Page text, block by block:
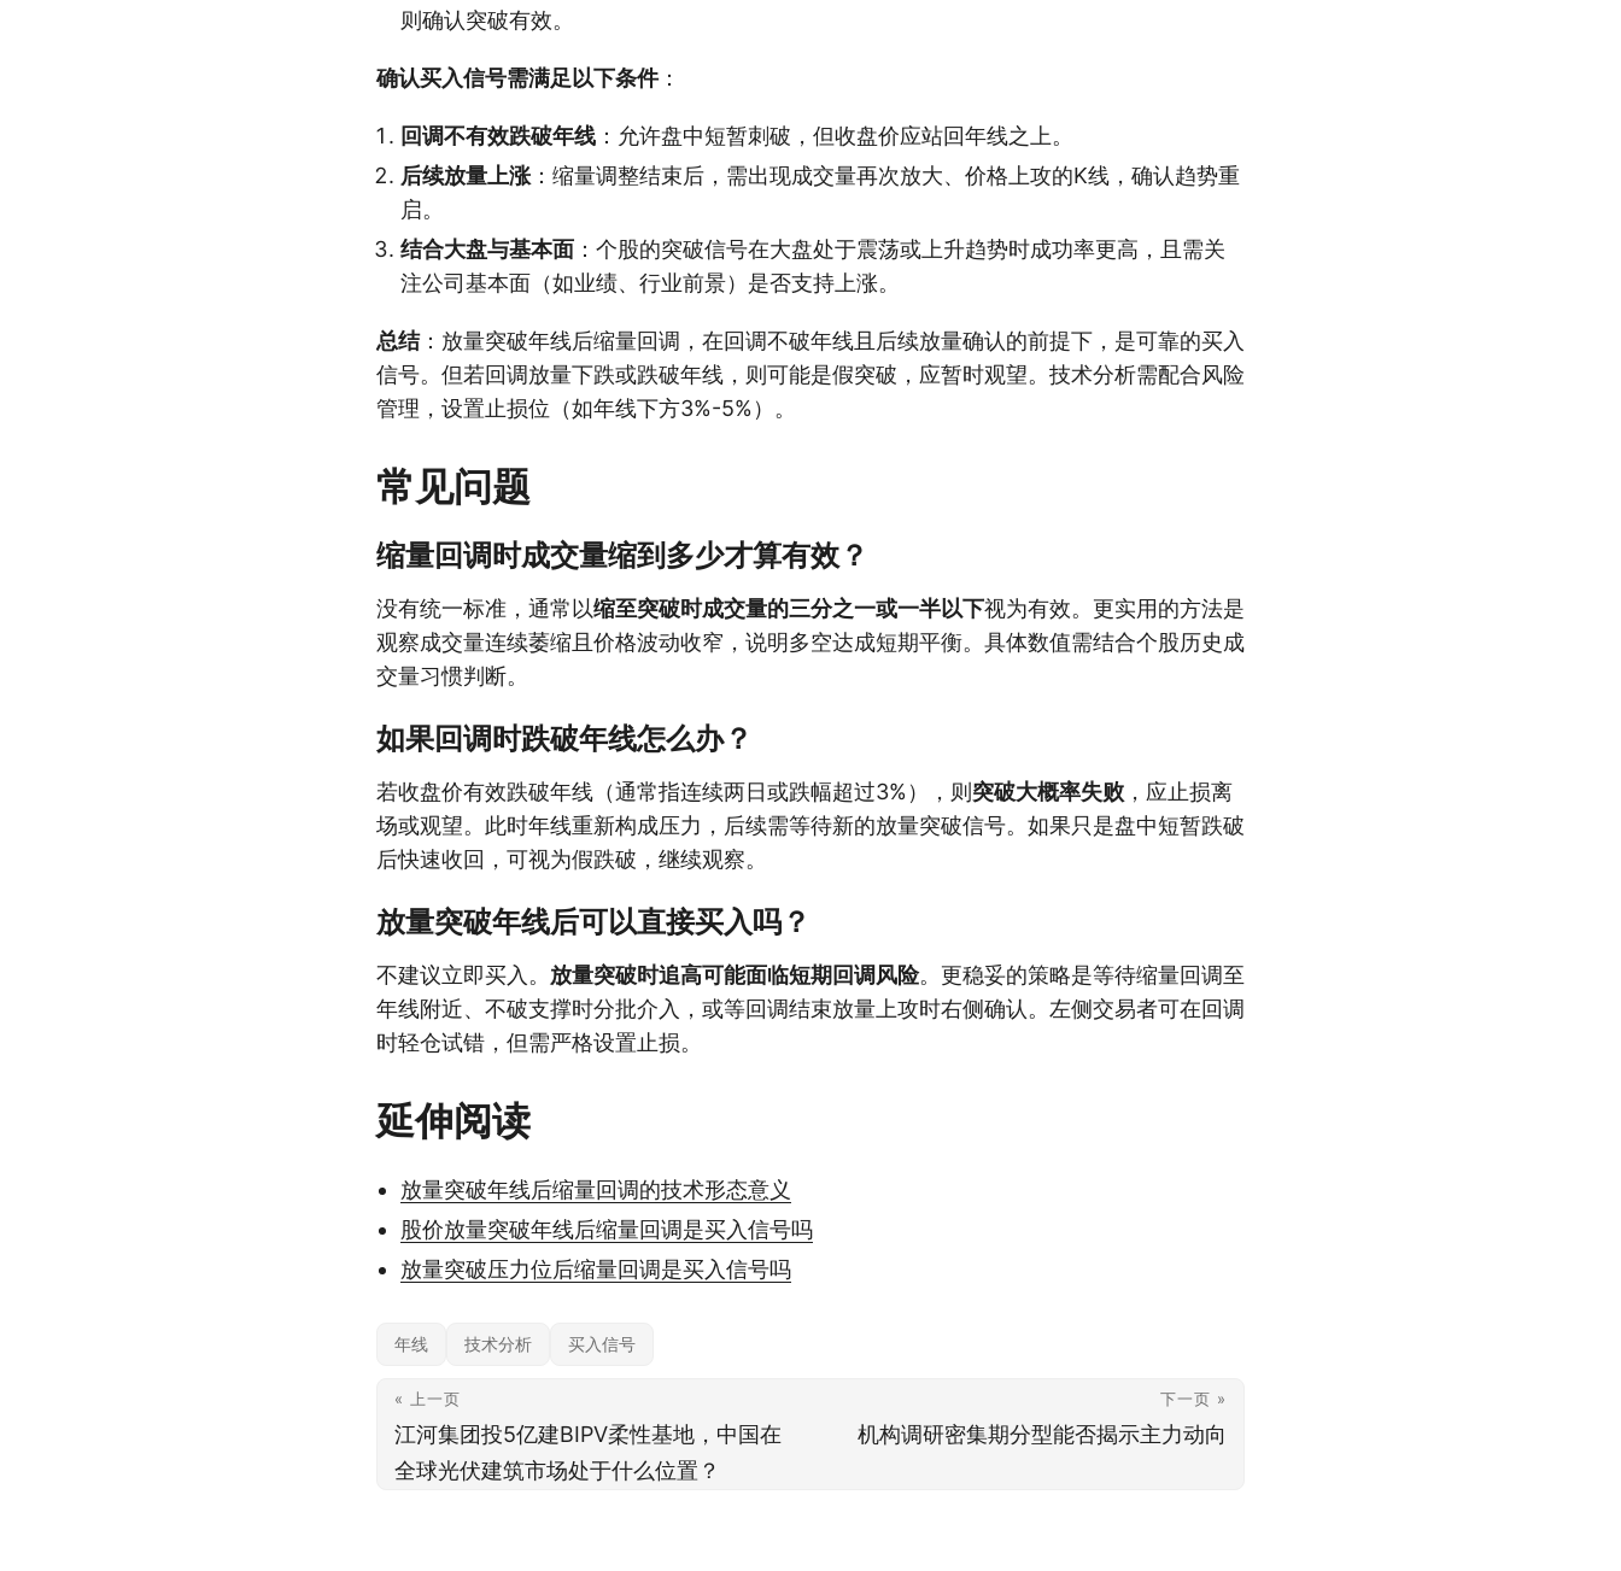
则确认突破有效。
确认买入信号需满足以下条件：
回调不有效跌破年线 ：允许盘中短暂刺破，但收盘价应站回年线之上。
后续放量上涨 ：缩量调整结束后，需出现成交量再次放大、价格上攻的K线，确认趋势重
启。
结合大盘与基本面 ：个股的突破信号在大盘处于震荡或上升趋势时成功率更高，且需关
注公司基本面（如业绩、行业前景）是否支持上涨。
总结：放量突破年线后缩量回调，在回调不破年线且后续放量确认的前提下，是可靠的买入
信号。但若回调放量下跌或跌破年线，则可能是假突破，应暂时观望。技术分析需配合风险
管理，设置止损位（如年线下方3%-5%）。
常见问题
缩量回调时成交量缩到多少才算有效？
没有统一标准，通常以缩至突破时成交量的三分之一或一半以下视为有效。更实用的方法是
观察成交量连续萎缩且价格波动收窄，说明多空达成短期平衡。具体数值需结合个股历史成
交量习惯判断。
如果回调时跌破年线怎么办？
若收盘价有效跌破年线（通常指连续两日或跌幅超过3%），则突破大概率失败 ，应止损离
场或观望。此时年线重新构成压力，后续需等待新的放量突破信号。如果只是盘中短暂跌破
后快速收回，可视为假跌破，继续观察。
放量突破年线后可以直接买入吗？
不建议立即买入。 放量突破时追高可能面临短期回调风险。更稳妥的策略是等待缩量回调至
年线附近、不破支撑时分批介入，或等回调结束放量上攻时右侧确认。左侧交易者可在回调
时轻仓试错，但需严格设置止损。
延伸阅读
放量突破年线后缩量回调的技术形态意义
股价放量突破年线后缩量回调是买入信号吗
放量突破压力位后缩量回调是买入信号吗
年线 技术分析 买入信号
« 上一页
江河集团投5亿建BIPV柔性基地，中国在
全球光伏建筑市场处于什么位置？
下一页 »
机构调研密集期分型能否揭示主力动向